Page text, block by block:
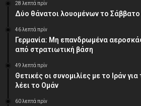
28 λεπτά πρίν
Δύο θάνατοι λουομένων το Σάββατο
46 λεπτά πρίν
Γερμανία: Μη επανδρωμένα
από στρατιωτική βάση
49 λεπτά πρίν
Θετικές οι συνομιλίες με το Ιράν
λέει το Ομάν
60 λεπτά πρίν